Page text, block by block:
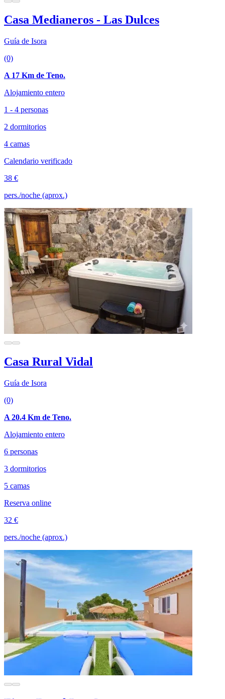
Casa Medianeros - Las Dulces
Guía de Isora
(0)
A 17 Km de Teno.
Alojamiento entero
1 - 4 personas
2 dormitorios
4 camas
Calendario verificado
38 €
pers./noche (aprox.)
Casa Rural Vidal
Guía de Isora
(0)
A 20.4 Km de Teno.
Alojamiento entero
6 personas
3 dormitorios
5 camas
Reserva online
32 €
pers./noche (aprox.)